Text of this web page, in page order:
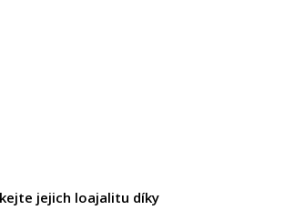
jejich loajalitu díky